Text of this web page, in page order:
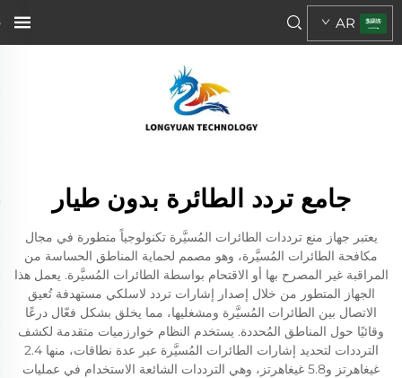
AR
جامع تردد الطائرة بدون طيار
يعتبر جهاز منع ترددات الطائرات المُسيَّرة تكنولوجياً متطورة في مجال
مكافحة الطائرات المُسيَّرة، وهو مصمم لحماية المناطق الحساسة من
المراقبة غير المصرح بها أو الاقتحام بواسطة الطائرات المُسيَّرة. يعمل هذا
الجهاز المتطور من خلال إصدار إشارات تردد لاسلكي مستهدفة تُعيق
الاتصال بين الطائرات المُسيَّرة ومشغليها، مما يخلق بشكل فعّال درعًا
وقائيًا حول المناطق المُحددة. يستخدم النظام خوارزميات متقدمة لكشف
الترددات لتحديد إشارات الطائرات المُسيَّرة عبر عدة نطاقات، منها 2.4
غيغاهرتز و5.8 غيغاهرتز، وهي الترددات الشائعة الاستخدام في عمليات